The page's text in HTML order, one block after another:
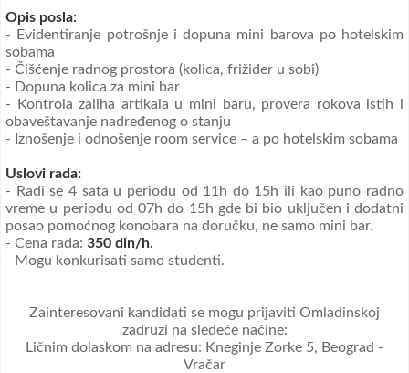
Opis posla:
- Evidentiranje potrošnje i dopuna mini barova po hotelskim
sobama
- Čišćenje radnog prostora (kolica, frižider u sobi)
- Dopuna kolica za mini bar
- Kontrola zaliha artikala u mini baru, provera rokova istih i
obaveštavanje nadređenog o stanju
- Iznošenje i odnošenje room service – a po hotelskim sobama
Uslovi rada:
- Radi se 4 sata u periodu od 11h do 15h ili kao puno radno
vreme u periodu od 07h do 15h gde bi bio uključen i dodatni
posao pomoćnog konobara na doručku, ne samo mini bar.
- Cena rada: 350 din/h.
- Mogu konkurisati samo studenti.
Zainteresovani kandidati se mogu prijaviti Omladinskoj
zadruzi na sledeće načine:
Ličnim dolaskom na adresu: Kneginje Zorke 5, Beograd -
Vračar